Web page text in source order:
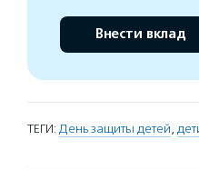
Внести вклад
ТЕГИ: День защиты детей,